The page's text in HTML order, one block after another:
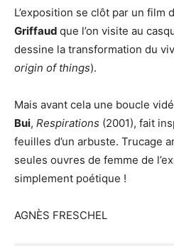
L’exposition se clôt par un film
Griffaud que l’on visite au
dessine la transformation du
origin of things).
Mais avant cela une boucle
Bui, Respirations (2001), fait
feuilles d’un arbuste. Trucage
seules ouvres de femme de
simplement poétique !
AGNÈS FRESCHEL